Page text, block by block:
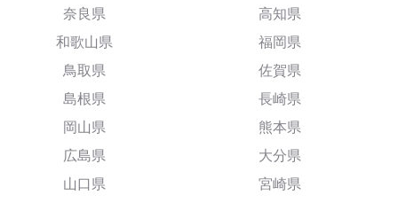
奈良県
和歌山県
鳥取県
島根県
岡山県
広島県
山口県
高知県
福岡県
佐賀県
長崎県
熊本県
大分県
宮崎県